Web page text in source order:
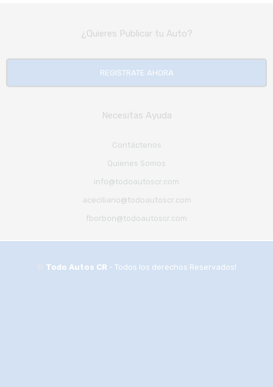
¿Quieres Publicar tu Auto?
REGISTRATE AHORA
Necesitas Ayuda
Contáctenos
Quienes Somos
info@todoautoscr.com
aceciliano@todoautoscr.com
fborbon@todoautoscr.com
Todo Autos CR - Todos los derechos Reservados!